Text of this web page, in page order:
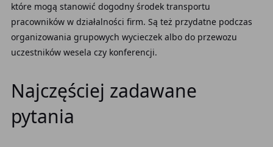
które mogą stanowić dogodny środek transportu
pracowników w działalności firm. Są też przydatne podczas
organizowania grupowych wycieczek albo do przewozu
uczestników wesela czy konferencji.
Najczęściej zadawane
pytania